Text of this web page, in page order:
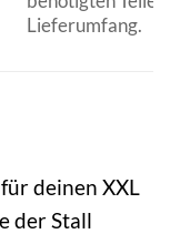
Lieferumfang.
deinen XXL
der Stall